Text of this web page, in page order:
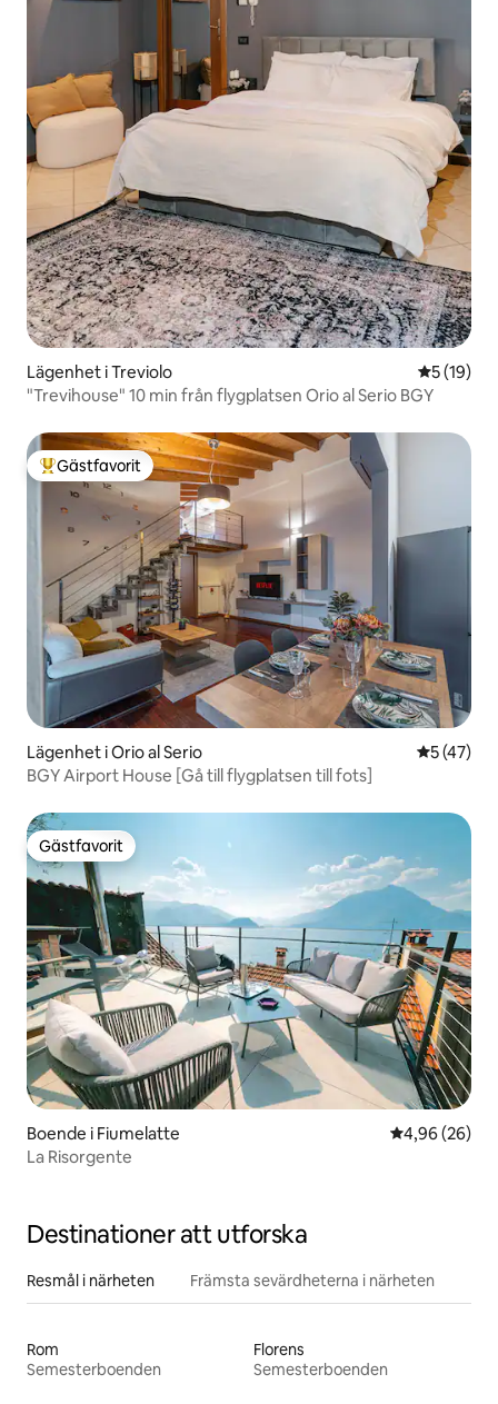
Lägenhet i Treviolo 5 av 5 i
5 (19)
"Trevihouse" 10 min från flygplatsen Orio al Serio BGY
Populär gästfavorit
Gästfavorit
Lägenhet i Orio al Serio 5 av 5 i
5 (47)
BGY Airport House [Gå till flygplatsen till fots]
Gästfavorit
Gästfavorit
Boende i Fiumelatte 4,96 av 5 i
4,96 (26)
La Risorgente
Destinationer att utforska
Resmål i närheten Främsta sevärdheterna i närheten
Rom
Semesterboenden
Florens
Semesterboenden